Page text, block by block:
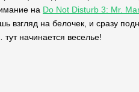
на Do Not Disturb 3: Mr.
взгляд на белочек, и сразу
тут начинается веселье!